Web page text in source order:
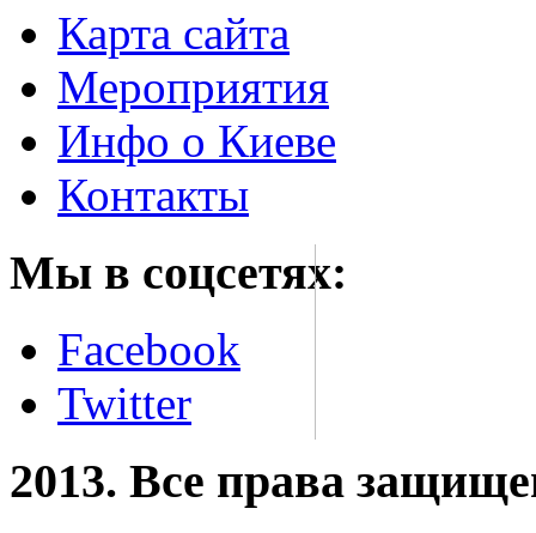
Карта сайта
Мероприятия
Инфо о Киеве
Контакты
Мы в соцсетях:
Facebook
Twitter
2013. Все права